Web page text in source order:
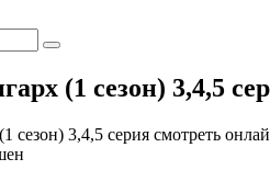
(1 сезон) 3,4,5